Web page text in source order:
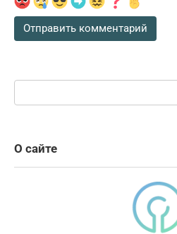
Поиск:
О сайте